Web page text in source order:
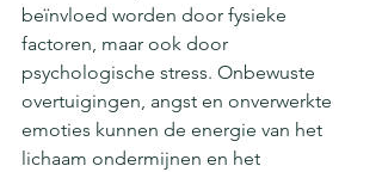
beïnvloed worden door fysieke
factoren, maar ook door
psychologische stress. Onbewuste
overtuigingen, angst en onverwerkte
emoties kunnen de energie van het
lichaam ondermijnen en het